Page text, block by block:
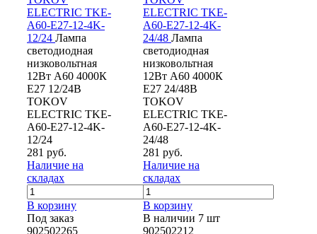
ELECTRIC TKE-
A60-E27-12-4K-
12/24 Лампа
светодиодная
низковольтная
12Вт А60 4000К
Е27 12/24В
TOKOV
ELECTRIC TKE-
A60-E27-12-4K-
12/24
281 руб.
Наличие на
складах
В корзину
ELECTRIC TKE-
A60-E27-12-4K-
24/48 Лампа
светодиодная
низковольтная
12Вт А60 4000К
Е27 24/48В
TOKOV
ELECTRIC TKE-
A60-E27-12-4K-
24/48
281 руб.
Наличие на
складах
В корзину
Под заказ
902502265
В наличии 7 шт
902502212